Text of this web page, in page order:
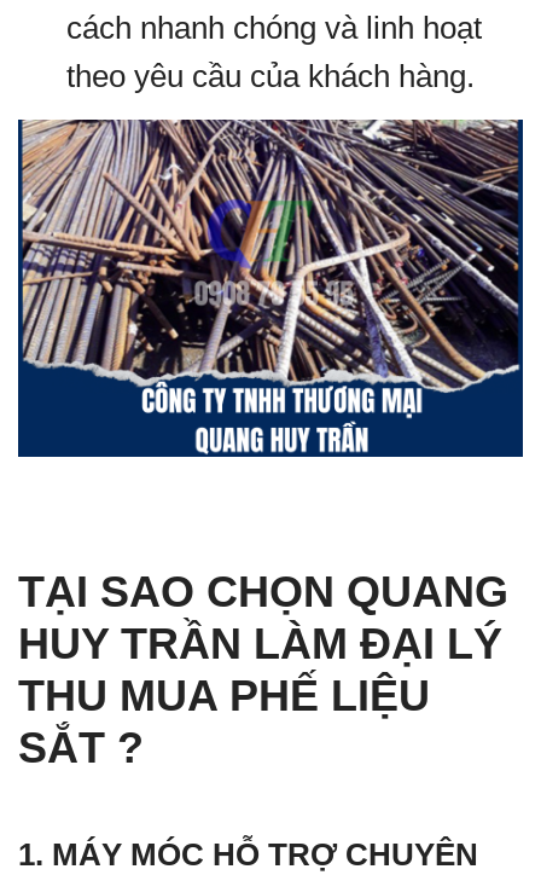
cách nhanh chóng và linh hoạt
theo yêu cầu của khách hàng.
TẠI SAO CHỌN QUANG
HUY TRẦN LÀM ĐẠI LÝ
THU MUA PHẾ LIỆU
SẮT ?
1. MÁY MÓC HỖ TRỢ CHUYÊN